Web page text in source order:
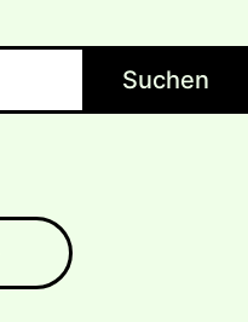
Suchen